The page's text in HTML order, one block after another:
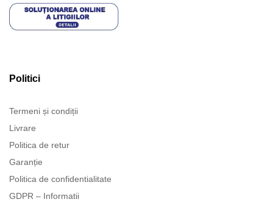
Politici
Termeni și condiții
Livrare
Politica de retur
Garanție
Politica de confidentialitate
GDPR – Informatii